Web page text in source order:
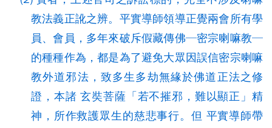
教法義正訛之辨。平實導師領導正覺兩會所有學
員、會員，多年來破斥假藏傳佛─密宗喇嘛教─
的種種作為，都是為了避免大眾因誤信密宗喇嘛
教外道邪法，致多生多劫無緣於佛道正法之修
證，本諸 玄奘菩薩「若不摧邪，難以顯正」精
神，所作救護眾生的慈悲事行。但 平實導師帶